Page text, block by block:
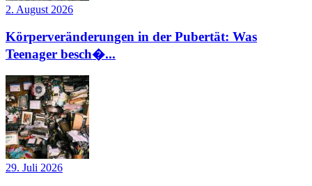
2. August 2026
Körperveränderungen in der Pubertät: Was
Teenager besch�...
29. Juli 2026